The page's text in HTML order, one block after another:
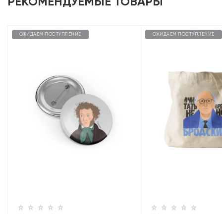
ОЖИДАЕМ ПОСТУПЛЕНИЕ ОЖИДАЕМ ПОСТУПЛЕНИЕ